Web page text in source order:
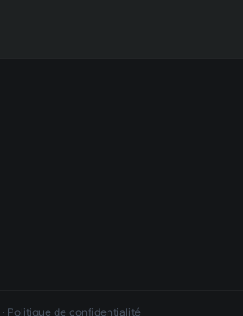
· Politique de confidentialité